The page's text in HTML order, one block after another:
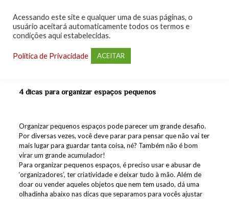
4 dicas para organizar espaços pequenos
Organizar pequenos espaços pode parecer um grande desafio.
Por diversas vezes, você deve parar para pensar que não vai ter
mais lugar para guardar tanta coisa, né? Também não é bom
virar um grande acumulador!
Para organizar pequenos espaços, é preciso usar e abusar de
‘organizadores’, ter criatividade e deixar tudo à mão. Além de
doar ou vender aqueles objetos que nem tem usado, dá uma
olhadinha abaixo nas dicas que separamos para vocês ajustar
Acessando este site e qualquer uma de suas páginas, o
usuário aceitará automaticamente todos os termos e
condições aqui estabelecidas.
Política de Privacidade ACEITAR